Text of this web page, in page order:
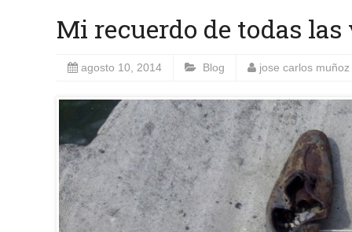
Mi recuerdo de todas
agosto 10, 2014 Blog jose carlos muñoz